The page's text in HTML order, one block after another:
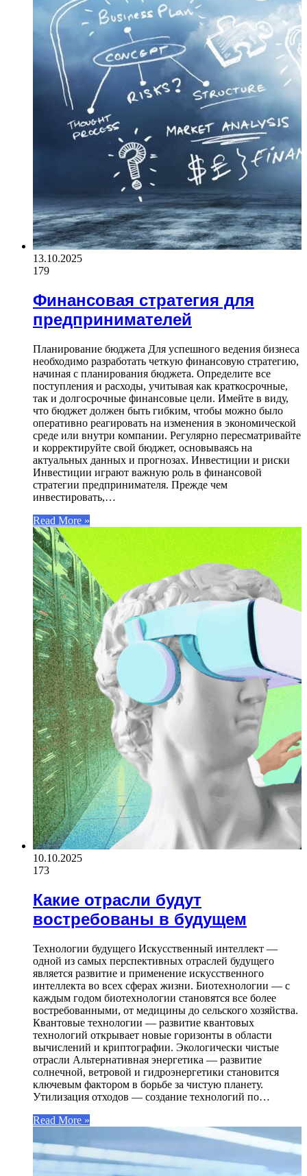
13.10.2025
179
Финансовая стратегия для
предпринимателей
Планирование бюджета Для успешного ведения бизнеса
необходимо разработать четкую финансовую стратегию,
начиная с планирования бюджета. Определите все
поступления и расходы, учитывая как краткосрочные,
так и долгосрочные финансовые цели. Имейте в виду,
что бюджет должен быть гибким, чтобы можно было
оперативно реагировать на изменения в экономической
среде или внутри компании. Регулярно пересматривайте
и корректируйте свой бюджет, основываясь на
актуальных данных и прогнозах. Инвестиции и риски
Инвестиции играют важную роль в финансовой
стратегии предпринимателя. Прежде чем
инвестировать,…
Read More »
10.10.2025
173
Какие отрасли будут
востребованы в будущем
Технологии будущего Искусственный интеллект —
одной из самых перспективных отраслей будущего
является развитие и применение искусственного
интеллекта во всех сферах жизни. Биотехнологии — с
каждым годом биотехнологии становятся все более
востребованными, от медицины до сельского хозяйства.
Квантовые технологии — развитие квантовых
технологий открывает новые горизонты в области
вычислений и криптографии. Экологически чистые
отрасли Альтернативная энергетика — развитие
солнечной, ветровой и гидроэнергетики становится
ключевым фактором в борьбе за чистую планету.
Утилизация отходов — создание технологий по…
Read More »